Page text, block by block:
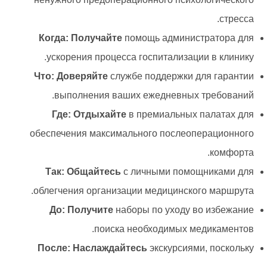
стресса.
Когда: Получайтепомощь администратора для
ускорения процесса госпитализации в клинику.
Что: Доверяйтеслужбе поддержки для гарантии
выполнения ваших ежедневных требований.
Где: Отдыхайтев премиальных палатах для
обеспечения максимального послеоперационного
комфорта.
Так: Общайтесь с личными помощниками для
облегчения организации медицинского маршрута.
До: Получитенаборы по уходу во избежание
поиска необходимых медикаментов.
После: Наслаждайтесь экскурсиями, поскольку